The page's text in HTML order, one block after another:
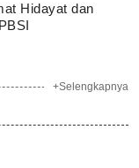
Hidayat dan
+Selengkapnya